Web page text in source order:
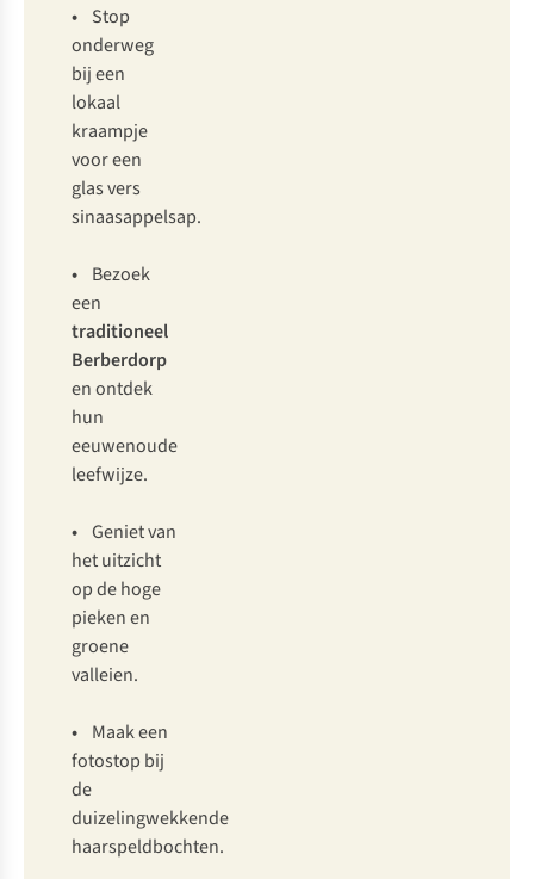
• Stop
onderweg
bij een
lokaal
kraampje
voor een
glas vers
sinaasappelsap.
• Bezoek
een
traditioneel
Berberdorp
en ontdek
hun
eeuwenoude
leefwijze.
• Geniet van
het uitzicht
op de hoge
pieken en
groene
valleien.
• Maak een
fotostop bij
de
duizelingwekkende
haarspeldbochten.